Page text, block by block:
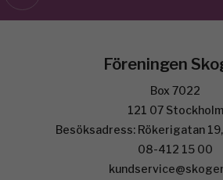
Föreningen
Box 7022
121 07 Stockholm
Besöksadress: Rökerigatan
08-412 15 00